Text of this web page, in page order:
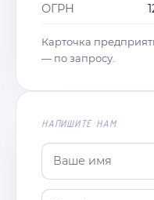
ОГРН
Карточка
— по запросу.
НАПИШИТЕ НАМ